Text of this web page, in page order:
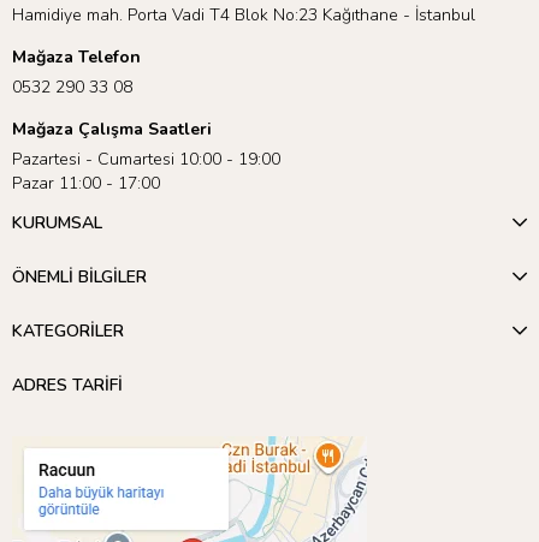
Hamidiye mah. Porta Vadi T4 Blok No:23 Kağıthane - İstanbul
Mağaza Telefon
0532 290 33 08
Mağaza Çalışma Saatleri
Pazartesi - Cumartesi 10:00 - 19:00
Pazar 11:00 - 17:00
KURUMSAL
ÖNEMLİ BİLGİLER
KATEGORİLER
ADRES TARİFİ